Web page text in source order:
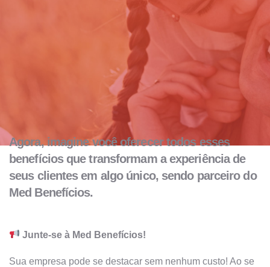
Agora, imagine você oferecer todos esses
benefícios que transformam a experiência de
seus clientes em algo único, sendo parceiro do
Med Benefícios.
Junte-se à Med Benefícios!
Sua empresa pode se destacar sem nenhum custo! Ao se